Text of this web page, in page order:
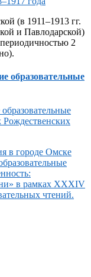
(в 1911–1913 гг.
и Павлодарской)
2
образовательные
в городе Омске
в рамках XXXIV
чтений.